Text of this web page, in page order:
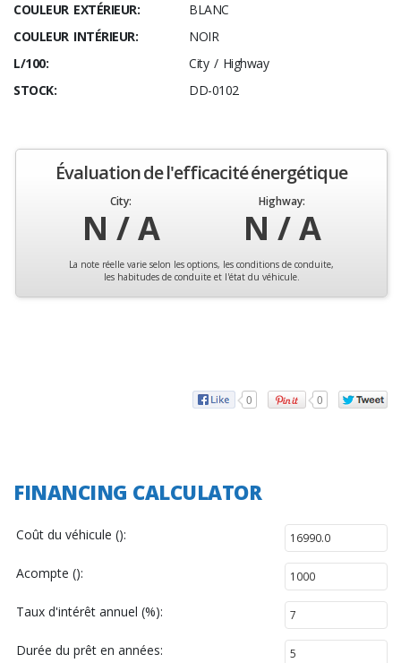
COULEUR EXTÉRIEUR:
BLANC
COULEUR INTÉRIEUR:
NOIR
L/100:
City / Highway
STOCK:
DD-0102
Évaluation de l'efficacité énergétique
City:
N / A
Highway:
N / A
La note réelle varie selon les options, les conditions de conduite,
les habitudes de conduite et l'état du véhicule.
0 0
FINANCING CALCULATOR
Coût du véhicule ():
Acompte ():
Taux d'intérêt annuel (%):
Durée du prêt en années: